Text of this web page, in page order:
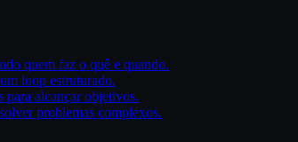
quem faz o quê e quando.
loop estruturado.
para alcançar objetivos.
problemas complexos.